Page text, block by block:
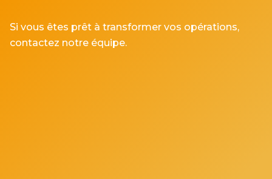
Si vous êtes prêt à transformer vos opérations,
contactez notre équipe.